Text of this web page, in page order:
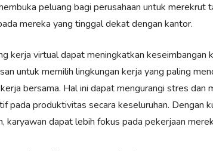
peluang bagi perusahaan untuk merekrut
mereka yang tinggal dekat dengan kantor.
kerja virtual dapat meningkatkan keseimbangan
untuk memilih lingkungan kerja yang paling
bersama. Hal ini dapat mengurangi stres dan
pada produktivitas secara keseluruhan. Dengan
karyawan dapat lebih fokus pada pekerjaan